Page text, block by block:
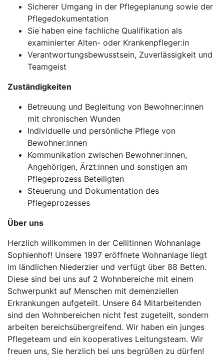
Sicherer Umgang in der Pflegeplanung sowie der
Pflegedokumentation
Sie haben eine fachliche Qualifikation als
examinierter Alten- oder Krankenpfleger:in
Verantwortungsbewusstsein, Zuverlässigkeit und
Teamgeist
Zuständigkeiten
Betreuung und Begleitung von Bewohner:innen
mit chronischen Wunden
Individuelle und persönliche Pflege von
Bewohner:innen
Kommunikation zwischen Bewohner:innen,
Angehörigen, Ärzt:innen und sonstigen am
Pflegeprozess Beteiligten
Steuerung und Dokumentation des
Pflegeprozesses
Über uns
Herzlich willkommen in der Cellitinnen Wohnanlage
Sophienhof! Unsere 1997 eröffnete Wohnanlage liegt
im ländlichen Niederzier und verfügt über 88 Betten.
Diese sind bei uns auf 2 Wohnbereiche mit einem
Schwerpunkt auf Menschen mit demenziellen
Erkrankungen aufgeteilt. Unsere 64 Mitarbeitenden
sind den Wohnbereichen nicht fest zugeteilt, sondern
arbeiten bereichsübergreifend. Wir haben ein junges
Pflegeteam und ein kooperatives Leitungsteam. Wir
freuen uns, Sie herzlich bei uns begrüßen zu dürfen!